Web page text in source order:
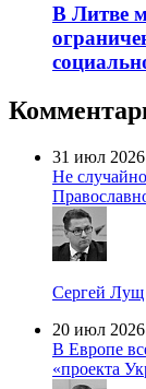
В Литве
31 июл 2026
Не
Сергей Лущ
20 июл 2026
В Европе
«проекта